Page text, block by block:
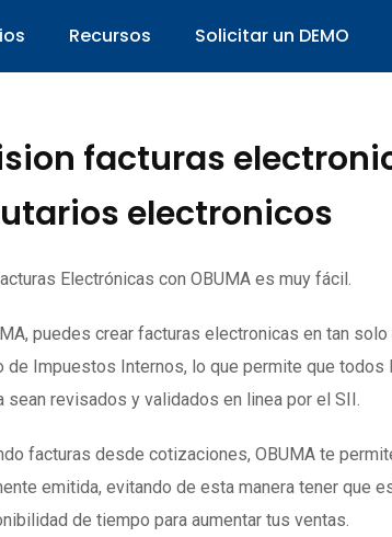
Recursos Solicitar un DEMO
facturas
electronicos
Electrónicas con OBUMA es muy fácil.
puedes crear facturas electronicas en tan
de Impuestos Internos, lo que permite que
sean revisados y validados en linea por el SII.
facturas desde cotizaciones, OBUMA te
emitida, evitando de esta manera tener que
de tiempo para aumentar tus ventas.